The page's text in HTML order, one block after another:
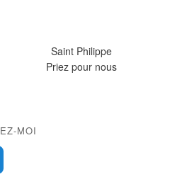
Saint Philippe
Priez pour nous
MOI